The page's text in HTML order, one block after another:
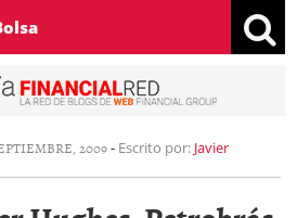
2009- Escrito por: Javier